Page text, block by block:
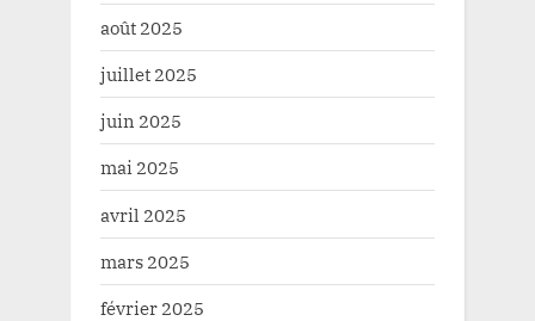
août 2025
juillet 2025
juin 2025
mai 2025
avril 2025
mars 2025
février 2025